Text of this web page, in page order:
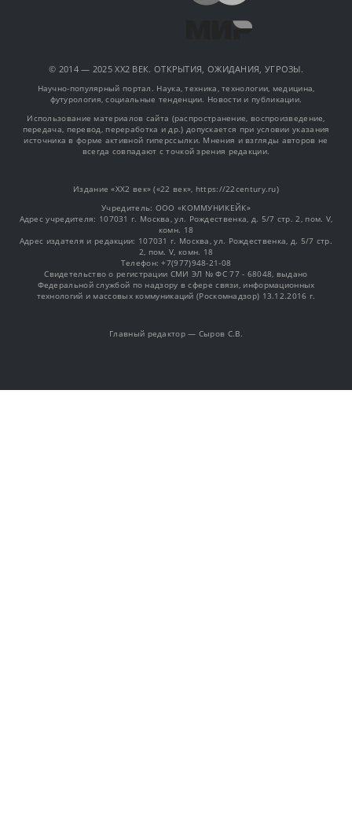
© 2014 — 2025 XX2 ВЕК. ОТКРЫТИЯ, ОЖИДАНИЯ, УГРОЗЫ.
Научно-популярный портал. Наука, техника, технологии, медицина,
футурология, социальные тенденции. Новости и публикации.
Использование материалов сайта (распространение, воспроизведение,
передача, перевод, переработка и др.) допускается при условии указания
источника в форме активной гиперссылки. Мнения и взгляды авторов не
всегда совпадают с точкой зрения редакции.
Издание «XX2 век» («22 век», https://22century.ru)
Учредитель: OOO «КОММУНИКЕЙК»
Адрес учредителя: 107031 г. Москва, ул. Рождественка, д. 5/7 стр. 2, пом. V,
комн. 18
Адрес издателя и редакции: 107031 г. Москва, ул. Рождественка, д. 5/7 стр.
2, пом. V, комн. 18
Телефон: +7(977)948-21-08
Свидетельство о регистрации СМИ ЭЛ № ФС 77 - 68048, выдано
Федеральной службой по надзору в сфере связи, информационных
технологий и массовых коммуникаций (Роскомнадзор) 13.12.2016 г.
Главный редактор — Сыров С.В.